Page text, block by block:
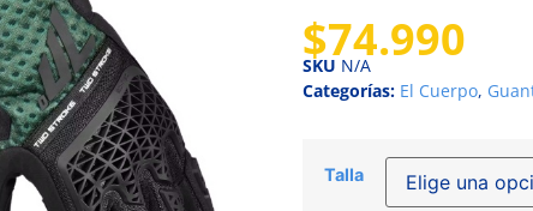
$74.990
SKU N/A
Categorías: El Cuerpo,
Talla